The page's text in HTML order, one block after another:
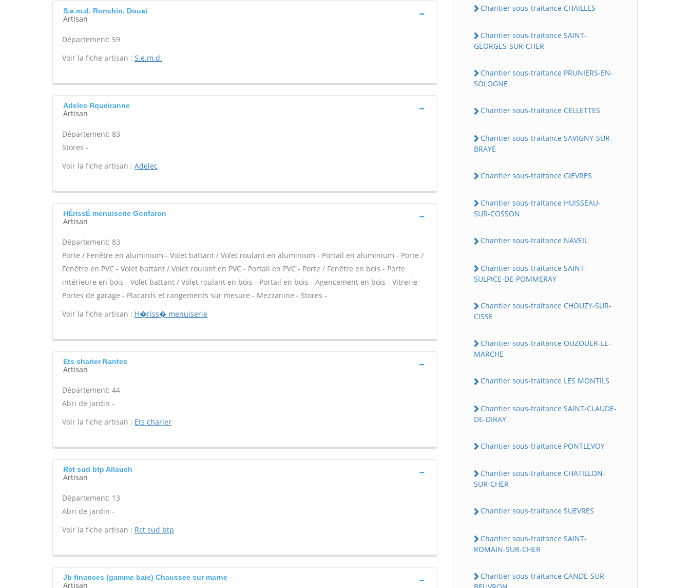
S.e.m.d. Ronchin, Douai
Artisan
Département: 59
Voir la fiche artisan : S.e.m.d.
Adelec Rqueiranne
Artisan
Département: 83
Stores -
Voir la fiche artisan : Adelec
HÉrissÉ menuiserie Gonfaron
Artisan
Département: 83
Porte / Fenêtre en aluminium - Volet battant / Volet roulant en aluminium - Portail en aluminium - Porte /
Fenêtre en PVC - Volet battant / Volet roulant en PVC - Portail en PVC - Porte / Fenêtre en bois - Porte
intérieure en bois - Volet battant / Volet roulant en bois - Portail en bois - Agencement en bois - Vitrerie -
Portes de garage - Placards et rangements sur mesure - Mezzanine - Stores -
Voir la fiche artisan : H�riss� menuiserie
Ets charier Nantes
Artisan
Département: 44
Abri de jardin -
Voir la fiche artisan : Ets charier
Rct sud btp Allauch
Artisan
Département: 13
Abri de jardin -
Voir la fiche artisan : Rct sud btp
Jb finances (gamme baie) Chaussee sur marne
Artisan
Chantier sous-traitance CHAILLES
Chantier sous-traitance SAINT-
GEORGES-SUR-CHER
Chantier sous-traitance PRUNIERS-EN-
SOLOGNE
Chantier sous-traitance CELLETTES
Chantier sous-traitance SAVIGNY-SUR-
BRAYE
Chantier sous-traitance GIEVRES
Chantier sous-traitance HUISSEAU-
SUR-COSSON
Chantier sous-traitance NAVEIL
Chantier sous-traitance SAINT-
SULPICE-DE-POMMERAY
Chantier sous-traitance CHOUZY-SUR-
CISSE
Chantier sous-traitance OUZOUER-LE-
MARCHE
Chantier sous-traitance LES MONTILS
Chantier sous-traitance SAINT-CLAUDE-
DE-DIRAY
Chantier sous-traitance PONTLEVOY
Chantier sous-traitance CHATILLON-
SUR-CHER
Chantier sous-traitance SUEVRES
Chantier sous-traitance SAINT-
ROMAIN-SUR-CHER
Chantier sous-traitance CANDE-SUR-